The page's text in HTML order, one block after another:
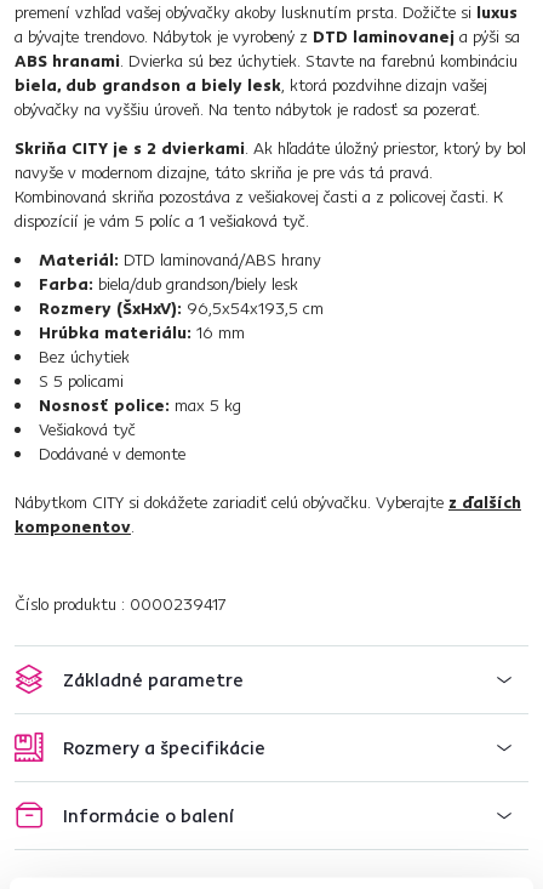
premení vzhľad vašej obývačky akoby lusknutím prsta. Dožičte si luxus
a bývajte trendovo. Nábytok je vyrobený z DTD laminovanej a pýši sa
ABS hranami. Dvierka sú bez úchytiek. Stavte na farebnú kombináciu
biela, dub grandson a biely lesk, ktorá pozdvihne dizajn vašej
obývačky na vyššiu úroveň. Na tento nábytok je radosť sa pozerať.
Skriňa CITY je s 2 dvierkami. Ak hľadáte úložný priestor, ktorý by bol
navyše v modernom dizajne, táto skriňa je pre vás tá pravá.
Kombinovaná skriňa pozostáva z vešiakovej časti a z policovej časti. K
dispozícií je vám 5 políc a 1 vešiaková tyč.
Materiál: DTD laminovaná/ABS hrany
Farba: biela/dub grandson/biely lesk
Rozmery (ŠxHxV): 96,5x54x193,5 cm
Hrúbka materiálu: 16 mm
Bez úchytiek
S 5 policami
Nosnosť police: max 5 kg
Vešiaková tyč
Dodávané v demonte
Nábytkom CITY si dokážete zariadiť celú obývačku. Vyberajte z ďalších
komponentov.
Číslo produktu : 0000239417
Základné parametre
Rozmery a špecifikácie
Informácie o balení